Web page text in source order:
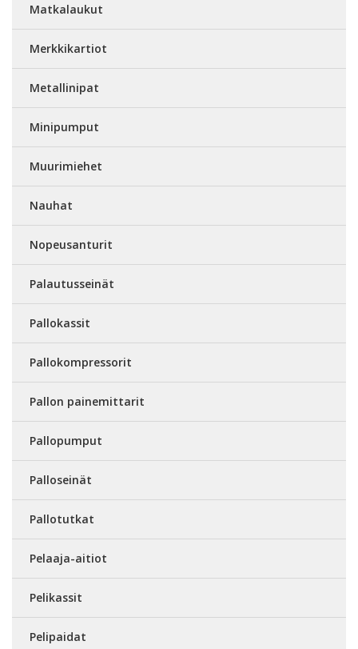
Matkalaukut
Merkkikartiot
Metallinipat
Minipumput
Muurimiehet
Nauhat
Nopeusanturit
Palautusseinät
Pallokassit
Pallokompressorit
Pallon painemittarit
Pallopumput
Palloseinät
Pallotutkat
Pelaaja-aitiot
Pelikassit
Pelipaidat